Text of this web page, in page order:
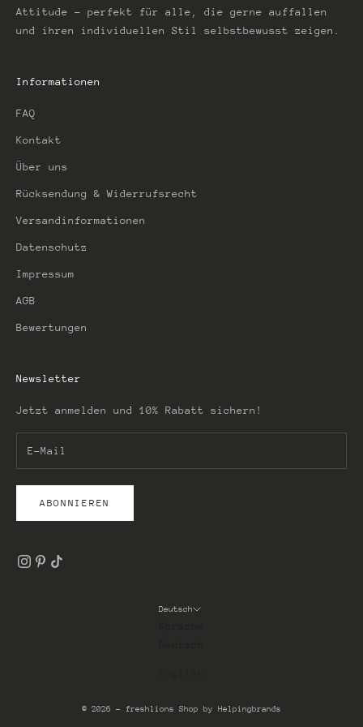
Attitude – perfekt für alle, die gerne auffallen
und ihren individuellen Stil selbstbewusst zeigen.
Informationen
FAQ
Kontakt
Über uns
Rücksendung & Widerrufsrecht
Versandinformationen
Datenschutz
Impressum
AGB
Bewertungen
Newsletter
Jetzt anmelden und 10% Rabatt sichern!
ABONNIEREN
Deutsch
© 2026 - freshlions Shop by Helpingbrands